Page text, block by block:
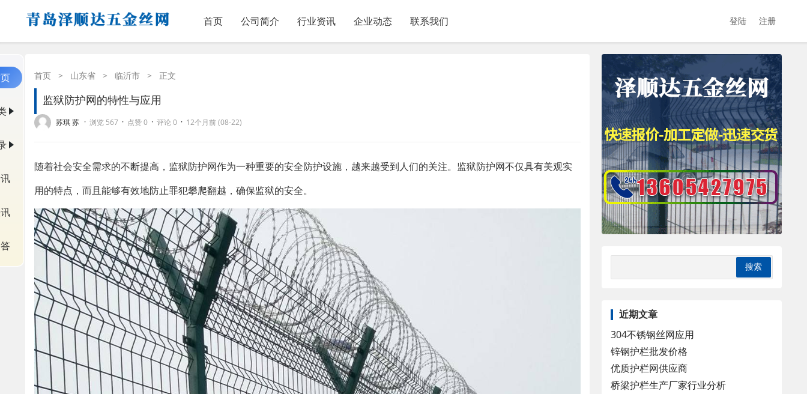
首页 公司简介 行业资讯 企业动态 联系我们 登陆 注册
首页 > 山东省 > 临沂市 > 正文
监狱防护网的特性与应用
苏琪 苏 · 浏览 567 · 点赞 0 · 评论 0 · 12个月前 (08-22)
随着社会安全需求的不断提高，监狱防护网作为一种重要的安全防护设施，越来越受到人们的关注。监狱防护网不仅具有美观实
用的特点，而且能够有效地防止罪犯攀爬翻越，确保监狱的安全。
近期文章
304不锈钢丝网应用
锌钢护栏批发价格
优质护栏网供应商
桥梁护栏生产厂家行业分析